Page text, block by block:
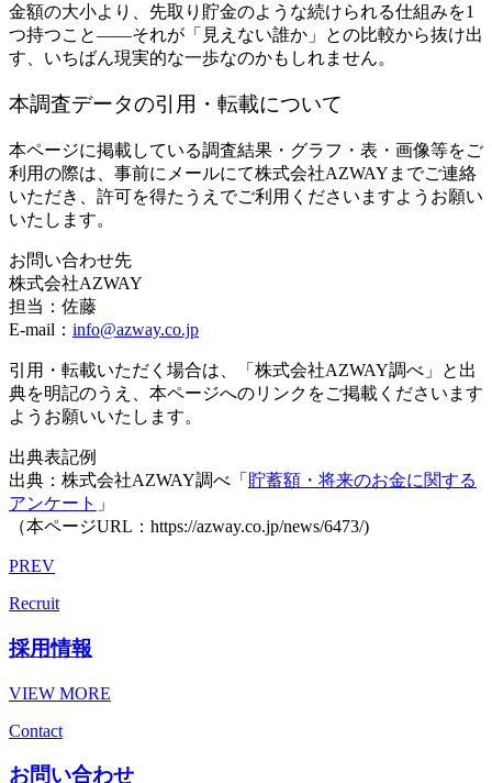
金額の大小より、先取り貯金のような続けられる仕組みを1
つ持つこと——それが「見えない誰か」との比較から抜け出
す、いちばん現実的な一歩なのかもしれません。
本調査データの引用・転載について
本ページに掲載している調査結果・グラフ・表・画像等をご
利用の際は、事前にメールにて株式会社AZWAYまでご連絡
いただき、許可を得たうえでご利用くださいますようお願い
いたします。
お問い合わせ先
株式会社AZWAY
担当：佐藤
E-mail： info@azway.co.jp
引用・転載いただく場合は、「株式会社AZWAY調べ」と出
典を明記のうえ、本ページへのリンクをご掲載くださいます
ようお願いいたします。
出典表記例
出典：株式会社AZWAY調べ「 貯蓄額・将来のお金に関する
アンケート 」
（本ページURL：https://azway.co.jp/news/6473/)
PREV
Recruit
採用情報
VIEW MORE
Contact
お問い合わせ